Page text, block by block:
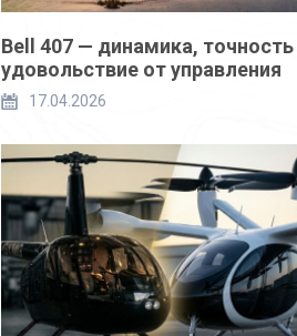
Bell 407 — динамика, точность
удовольствие от управления
17.04.2026